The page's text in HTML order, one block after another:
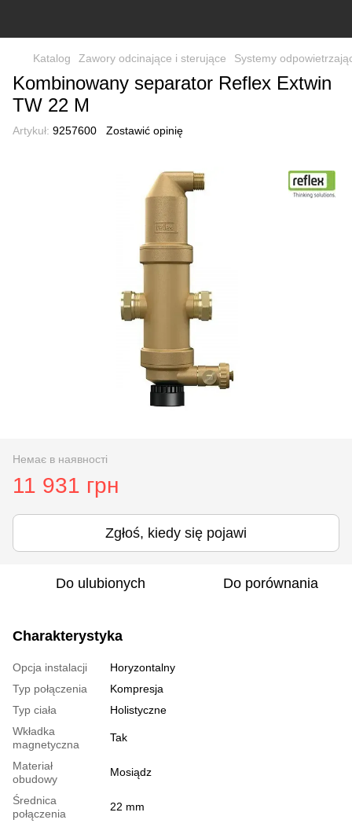
Katalog Zawory odcinające i sterujące Systemy
Kombinowany separator Reflex Extwin
TW 22 M
Artykuł: 9257600 Zostawić opinię
Немає в наявності
11 931 грн
Zgłoś, kiedy się pojawi
Do ulubionych Do porównania
Charakterystyka
Opcja instalacji
Horyzontalny
Typ połączenia
Kompresja
Typ ciała
Holistyczne
Wkładka
magnetyczna
Tak
Materiał
obudowy
Mosiądz
Średnica
połączenia
22 mm